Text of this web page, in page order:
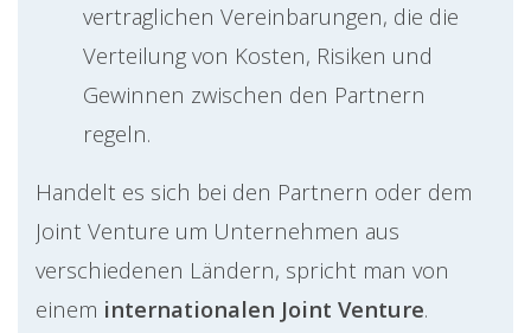
vertraglichen Vereinbarungen, die die
Verteilung von Kosten, Risiken und
Gewinnen zwischen den Partnern
regeln.
Handelt es sich bei den Partnern oder dem
Joint Venture um Unternehmen aus
verschiedenen Ländern, spricht man von
einem internationalen Joint Venture.